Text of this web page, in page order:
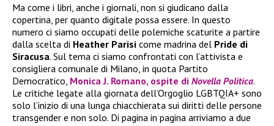
Ma come i libri, anche i giornali, non si giudicano dalla
copertina, per quanto digitale possa essere. In questo
numero ci siamo occupati delle polemiche scaturite a partire
dalla scelta di Heather Parisi come madrina del Pride di
Siracusa. Sul tema ci siamo confrontati con l’attivista e
consigliera comunale di Milano, in quota Partito
Democratico, Monica J. Romano, ospite di Novella Politica.
Le critiche legate alla giornata dell’Orgoglio LGBTQIA+ sono
solo l’inizio di una lunga chiacchierata sui diritti delle persone
transgender e non solo. Di pagina in pagina arriviamo a due